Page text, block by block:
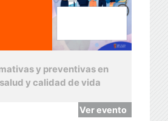
y preventivas en
y calidad de vida
Ver evento